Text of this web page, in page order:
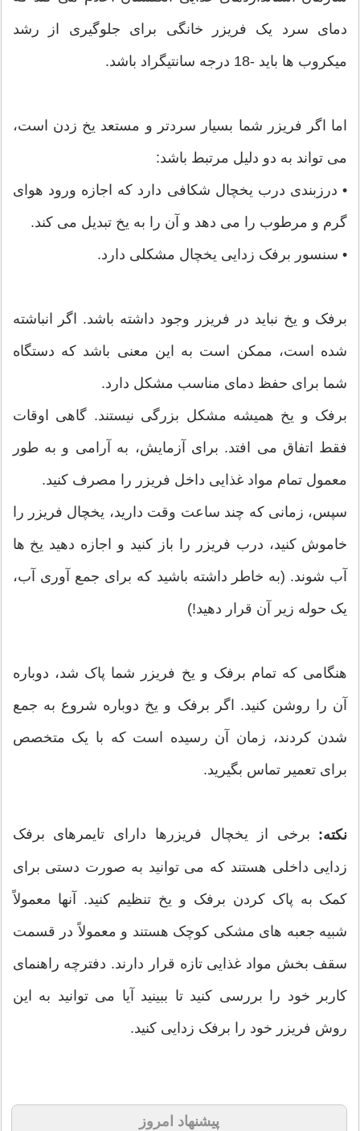
دمای سرد یک فریزر خانگی برای جلوگیری از رشد
میکروب ها باید -18 درجه سانتیگراد باشد.
اما اگر فریزر شما بسیار سردتر و مستعد یخ زدن است،
می تواند به دو دلیل مرتبط باشد:
• درزبندی درب یخچال شکافی دارد که اجازه ورود هوای
گرم و مرطوب را می دهد و آن را به یخ تبدیل می کند.
• سنسور برفک زدایی یخچال مشکلی دارد.
برفک و یخ نباید در فریزر وجود داشته باشد. اگر انباشته
شده است، ممکن است به این معنی باشد که دستگاه
شما برای حفظ دمای مناسب مشکل دارد.
برفک و یخ همیشه مشکل بزرگی نیستند. گاهی اوقات
فقط اتفاق می افتد. برای آزمایش، به آرامی و به طور
معمول تمام مواد غذایی داخل فریزر را مصرف کنید.
سپس، زمانی که چند ساعت وقت دارید، یخچال فریزر را
خاموش کنید، درب فریزر را باز کنید و اجازه دهید یخ ها
آب شوند. (به خاطر داشته باشید که برای جمع آوری آب،
یک حوله زیر آن قرار دهید!)
هنگامی که تمام برفک و یخ فریزر شما پاک شد، دوباره
آن را روشن کنید. اگر برفک و یخ دوباره شروع به جمع
شدن کردند، زمان آن رسیده است که با یک متخصص
برای تعمیر تماس بگیرید.
نکته: برخی از یخچال فریزرها دارای تایمرهای برفک
زدایی داخلی هستند که می توانید به صورت دستی برای
کمک به پاک کردن برفک و یخ تنظیم کنید. آنها معمولاً
شبیه جعبه های مشکی کوچک هستند و معمولاً در قسمت
سقف بخش مواد غذایی تازه قرار دارند. دفترچه راهنمای
کاربر خود را بررسی کنید تا ببینید آیا می توانید به این
روش فریزر خود را برفک زدایی کنید.
پیشنهاد امروز